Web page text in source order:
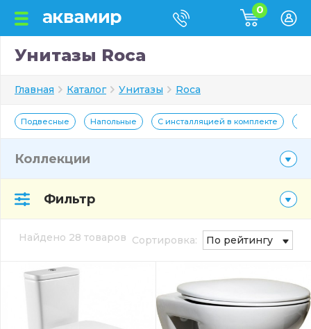
0
Унитазы Roca
Главная Каталог Унитазы Roca
Подвесные Напольные С инсталляцией в комплекте
Коллекции
Фильтр
Найдено 28 товаров Сортировка: По рейтингу